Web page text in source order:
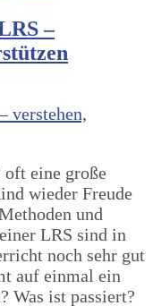
–
eine große
wieder Freude
und
LRS sind in
noch sehr gut
auf einmal ein
Was ist passiert?